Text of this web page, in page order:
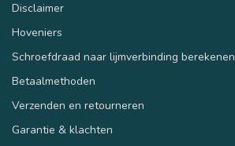
Disclaimer
Hoveniers
Schroefdraad naar lijmverbinding berekenen
Betaalmethoden
Verzenden en retourneren
Garantie & klachten